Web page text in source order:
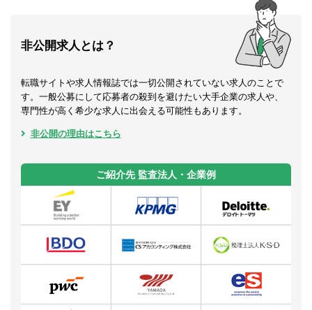
非公開求人とは？
転職サイトや求人情報誌では一切公開されていない求人のことで
す。一般公募にして応募者の殺到を避けたい大手企業の求人や、
専門性が高く希少な求人に出会える可能性もあります。
非公開の理由はこちら
ご紹介先 監査法人・企業例